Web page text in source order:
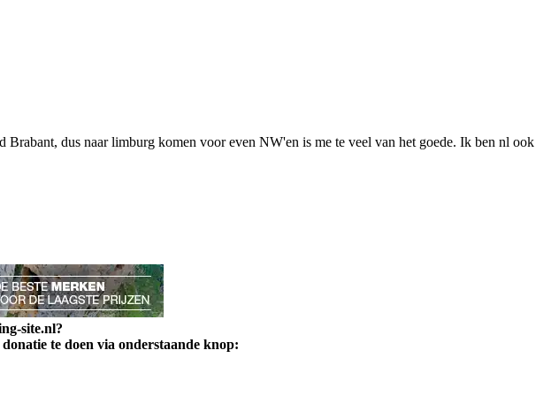
dus naar limburg komen voor even NW'en is me te veel van het goede. Ik ben nl ook
site.nl?
te doen via onderstaande knop: